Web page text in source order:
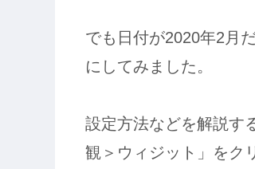
でも日付が2020年2月
にしてみました。
設定方法などを解説す
観＞ウィジット」をク